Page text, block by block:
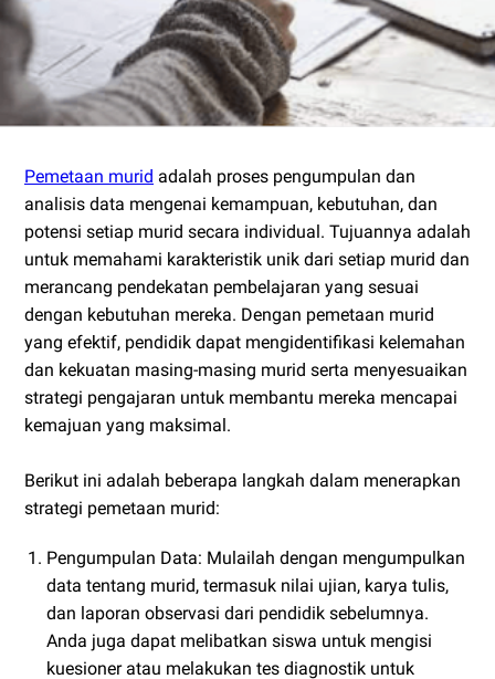
Pemetaan murid adalah proses pengumpulan dan
analisis data mengenai kemampuan, kebutuhan, dan
potensi setiap murid secara individual. Tujuannya adalah
untuk memahami karakteristik unik dari setiap murid dan
merancang pendekatan pembelajaran yang sesuai
dengan kebutuhan mereka. Dengan pemetaan murid
yang efektif, pendidik dapat mengidentifikasi kelemahan
dan kekuatan masing-masing murid serta menyesuaikan
strategi pengajaran untuk membantu mereka mencapai
kemajuan yang maksimal.
Berikut ini adalah beberapa langkah dalam menerapkan
strategi pemetaan murid:
Pengumpulan Data: Mulailah dengan mengumpulkan
data tentang murid, termasuk nilai ujian, karya tulis,
dan laporan observasi dari pendidik sebelumnya.
Anda juga dapat melibatkan siswa untuk mengisi
kuesioner atau melakukan tes diagnostik untuk